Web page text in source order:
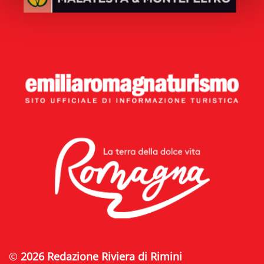
© 2026 Redazione Riviera di Rimini